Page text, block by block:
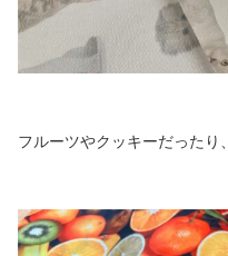
フルーツやクッキーだったり、